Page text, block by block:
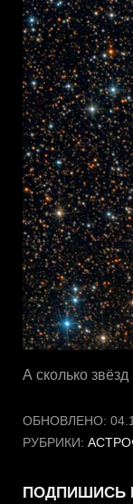
А сколько
ОБНОВЛЕНО:
РУБРИКИ:
ПОДПИШИСЬ